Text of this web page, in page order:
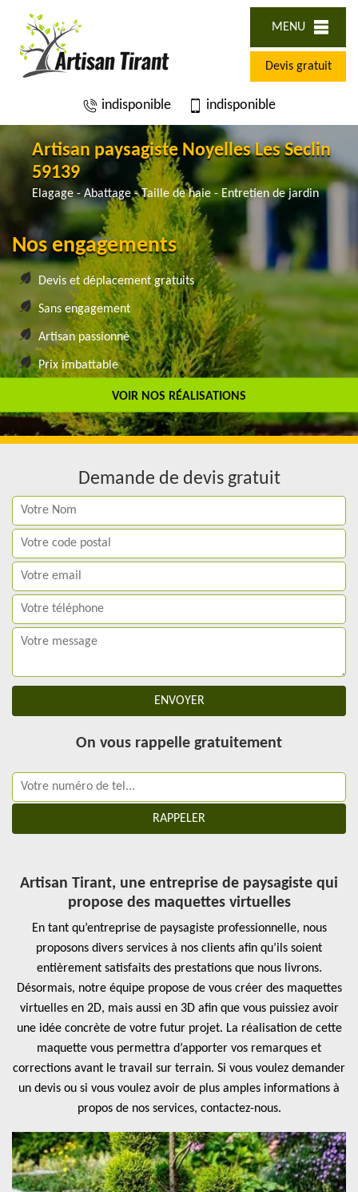
MENU
Devis gratuit
indisponible indisponible
Artisan paysagiste Noyelles Les Seclin
59139
Elagage - Abattage - Taille de haie - Entretien de jardin
VOIR NOS RÉALISATIONS
Nos engagements
Devis et déplacement gratuits
Sans engagement
Artisan passionné
Prix imbattable
Travail de qualité
Demande de devis gratuit
On vous rappelle gratuitement
Artisan Tirant, une entreprise de paysagiste qui
propose des maquettes virtuelles
En tant qu’entreprise de paysagiste professionnelle, nous
proposons divers services à nos clients afin qu’ils soient
entièrement satisfaits des prestations que nous livrons.
Désormais, notre équipe propose de vous créer des maquettes
virtuelles en 2D, mais aussi en 3D afin que vous puissiez avoir
une idée concrète de votre futur projet. La réalisation de cette
maquette vous permettra d’apporter vos remarques et
corrections avant le travail sur terrain. Si vous voulez demander
un devis ou si vous voulez avoir de plus amples informations à
propos de nos services, contactez-nous.